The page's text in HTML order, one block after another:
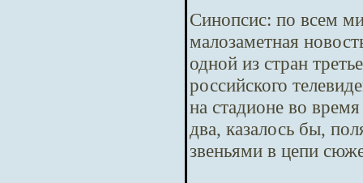
Синопсис: по всем
малозаметная
одной из стран
российского
на стадионе во
два, казалось бы,
звеньями в цепи